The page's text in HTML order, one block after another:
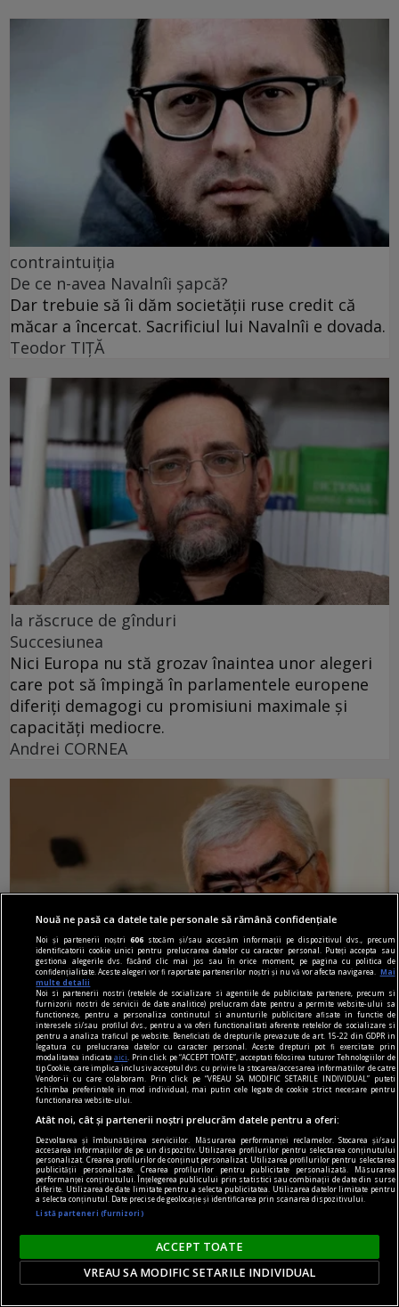
contraintuiția
De ce n-avea Navalnîi șapcă?
Dar trebuie să îi dăm societății ruse credit că
măcar a încercat. Sacrificiul lui Navalnîi e dovada.
Teodor TIŢĂ
la răscruce de gînduri
Succesiunea
Nici Europa nu stă grozav înaintea unor alegeri
care pot să împingă în parlamentele europene
diferiți demagogi cu promisiuni maximale și
capacități mediocre.
Andrei CORNEA
nici așa, nici altminteri
Cum trebuie să fie un președinte
Nu cred în nici o campanie electorală construită
pe negativitate, pe agresiune, pe obsesii strict
individuale.
Andrei PLEŞU
Nouă ne pasă ca datele tale personale să rămână confidențiale
Noi și partenerii noștri606 stocăm și/sau accesăm informații pe dispozitivul dvs., precum
identificatorii cookie unici pentru prelucrarea datelor cu caracter personal. Puteți accepta sau
gestiona alegerile dvs. făcând clic mai jos sau în orice moment, pe pagina cu politica de
confidențialitate. Aceste alegeri vor fi raportate partenerilor noștri și nu vă vor afecta navigarea.
Mai
multe detalii
Noi si partenerii nostri (retelele de socializare si agentiile de publicitate partenere, precum si
furnizorii nostri de servicii de date analitice) prelucram date pentru a permite website-ului sa
functioneze, pentru a personaliza continutul si anunturile publicitare afisate in functie de
interesele si/sau profilul dvs., pentru a va oferi functionalitati aferente retelelor de socializare si
pentru a analiza traficul pe website. Beneficiati de drepturile prevazute de art. 15-22 din GDPR in
legatura cu prelucrarea datelor cu caracter personal. Aceste drepturi pot fi exercitate prin
modalitatea indicataaici
. Prin click pe “ACCEPT TOATE”, acceptati folosirea tuturor Tehnologiilor de
tip Cookie, care implica inclusiv acceptul dvs. cu privire la stocarea/accesarea informatiilor de catre
Vendor-ii cu care colaboram. Prin click pe “VREAU SA MODIFIC SETARILE INDIVIDUAL” puteti
schimba preferintele in mod individual, mai putin cele legate de cookie strict necesare pentru
functionarea website-ului.
Atât noi, cât și partenerii noștri prelucrăm datele pentru a oferi:
Dezvoltarea și îmbunătățirea serviciilor. Măsurarea performanței reclamelor. Stocarea și/sau
accesarea informațiilor de pe un dispozitiv. Utilizarea profilurilor pentru selectarea conținutului
personalizat. Crearea profilurilor de conținut personalizat. Utilizarea profilurilor pentru selectarea
publicității personalizate. Crearea profilurilor pentru publicitate personalizată. Măsurarea
performanței conținutului. Înțelegerea publicului prin statistici sau combinații de date din surse
diferite. Utilizarea de date limitate pentru a selecta publicitatea. Utilizarea datelor limitate pentru
a selecta conținutul. Date precise de geolocație și identificarea prin scanarea dispozitivului.
Listă parteneri (furnizori)
ACCEPT TOATE
VREAU SA MODIFIC SETARILE INDIVIDUAL